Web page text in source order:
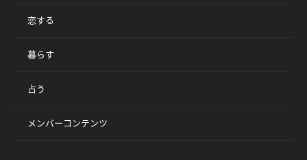
恋する
暮らす
占う
メンバーコンテンツ